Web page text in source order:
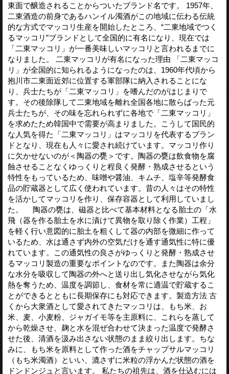
東面で醸造されることからついたブランド名です。 1957年、
二東酒造の前身であるハンイル濁酒がこの地域に伝わる伝統
的な方式でマッコリ生産を開始したところ、“二東地域でつく
るマッコリ”ブランドとして全国的に有名になり、現在では
「二東マッコリ」が一番美味しいマッコリと言われるまでに
なりました。 二東マッコリが有名になった理由 「二東マッコ
リ」が全国的に知られるようになったのは、1960年代頃から
抱川市二東面近郊に位置する軍部隊に納入されることにな
り、兵士たちが「二東マッコリ」を嗜んだのがはじまりで
す。その後除隊して二東地域を離れ全国各地に散らばった元
兵士たちが、その味を忘れられずに各地で「二東マッコリ」
を求めたため韓国中で需要が高まりました。こうして国民的
な人気を得た「二東マッコリ」はマッコリを代表するブラン
ドとなり、現在も人々に愛され続けています。マッコリ作り
に欠かせないのが＜陶器の甕＞です。陶器の甕は飲食物を腐
蝕させることなくゆっくりと程良く発酵・熟成させるという
特性をもっているため、味噌や醤油、キムチ、塩辛等発酵食
品の貯蔵器として広く使われています。昔の人々はその特性
を活かしてマッコリを作り、保存容器として利用していまし
た。 陶器の甕は、磁器と比べて基本材料となる胎土の「水
飛（器を作る胎土を水に漬けて異物を取り除く作業）工程」
を軽く行い意図的に胎土を粗くして器の内部を微細に作って
いるため、水は通さず内外の空気だけを通す通気性に特に優
れています。この通気性の良さがゆっくりと発酵・熟成させ
るマッコリ製造の重要なポイントなのです。また陶器は余分
な水分を吸収して陶器の外へと送り出し気化させながら気化
熱を奪うため、温度を調節し、食材を常に適温で貯蔵するこ
とができるとともに長期保存にも対応できます。製造方法 古
くから大衆酒として愛されてきたマッコリは、もち米、お
米、麦、小麦粉、ジャガイモ等を主原料に、これらを蒸して
から乾燥させ、麹と水を混ぜ合わせて決まった温度で発酵さ
せた後、清酒を汲み出さない状態のまま絞り出します。ちな
みに、もち米を原料として作った酒をチャップサルマッコリ
（もち米濁酒）といい、漉さずに米粒の浮かんだ状態の酒を
ドンドンジュと言います。 私たちの祖先は、酒を仕込むには